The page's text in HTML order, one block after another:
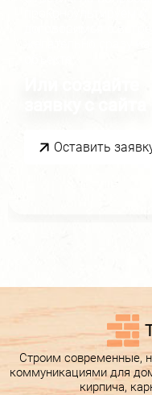
Оставить
Строим современные,
коммуникациями для
кирпича,